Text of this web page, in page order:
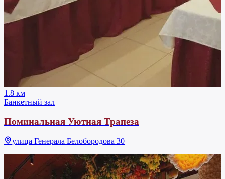
1.8 км
Банкетный зал
Поминальная Уютная Трапеза
улица Генерала Белобородова 30